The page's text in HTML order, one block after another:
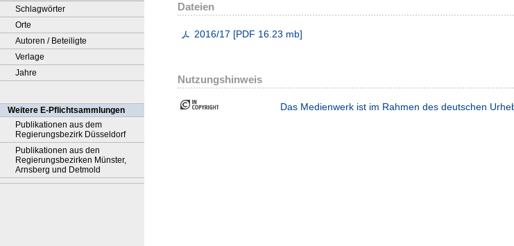
Schlagwörter
Orte
Autoren / Beteiligte
Verlage
Jahre
Weitere E-Pflichtsammlungen
Publikationen aus dem
Regierungsbezirk Düsseldorf
Publikationen aus den
Regierungsbezirken Münster,
Arnsberg und Detmold
Dateien
2016/17 [PDF 16.23 mb]
Nutzungshinweis
Das Medienwerk ist im Rahmen des deutschen